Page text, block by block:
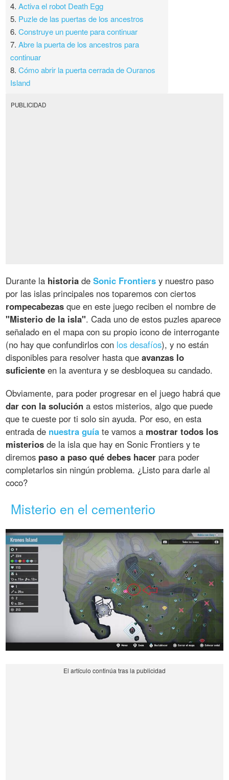
4.Activa el robot Death Egg
5. Puzle de las puertas de los ancestros
6.Construye un puente para continuar
7.Abre la puerta de los ancestros para
continuar
8.Cómo abrir la puerta cerrada de Ouranos
Island
PUBLICIDAD
Durante la historia deSonic Frontiers y nuestro paso
por las islas principales nos toparemos con ciertos
rompecabezas que en este juego reciben el nombre de
"Misterio de la isla". Cada uno de estos puzles aparece
señalado en el mapa con su propio icono de interrogante
(no hay que confundirlos con los desafíos), y no están
disponibles para resolver hasta queavanzas lo
suficiente en la aventura y se desbloquea su candado.
Obviamente, para poder progresar en el juego habrá que
dar con la solución a estos misterios, algo que puede
que te cueste por ti solo sin ayuda. Por eso, en esta
entrada de nuestra guía te vamos a mostrar todos los
misterios de la isla que hay en Sonic Frontiers y te
diremos paso a paso qué debes hacer para poder
completarlos sin ningún problema. ¿Listo para darle al
coco?
Misterio en el cementerio